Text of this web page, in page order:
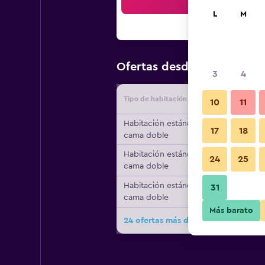
Ofertas desde Oferta
Tipo de habitación
Habitación estándar, 1
cama doble
Habitación estándar, 1
cama doble
Habitación estándar, 1
cama doble
24 ofertas más de Hotel Mar y Tierra
L M
3 4
10 11
17 18
24 25
31
Más barato